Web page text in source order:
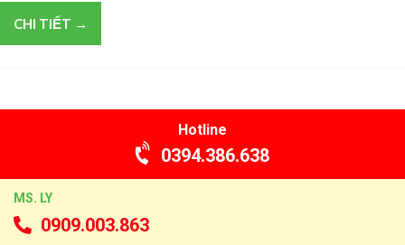
CHI TIẾT →
Hotline
0394.386.638
MS. LY
0909.003.863